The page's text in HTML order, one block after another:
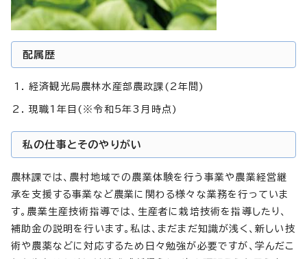
配属歴
経済観光局農林水産部農政課(2年間)
現職1年目(※令和5年3月時点)
私の仕事とそのやりがい
農林課では、農村地域での農業体験を行う事業や農業経営継
承を支援する事業など農業に関わる様々な業務を行っていま
す。農業生産技術指導では、生産者に栽培技術を指導したり、
補助金の説明を行います。私は、まだまだ知識が浅く、新しい技
術や農薬などに対応するため日々勉強が必要ですが、学んだこ